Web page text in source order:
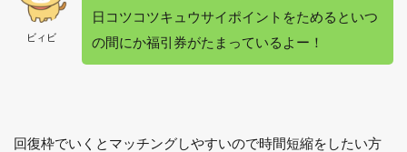
ビィビ
日コツコツキュウサイポイントをためるといつ
の間にか福引券がたまっているよー！
回復枠でいくとマッチングしやすいので時間短縮をしたい方